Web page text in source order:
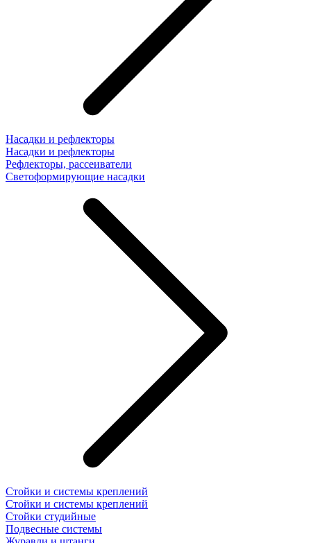
Насадки и рефлекторы
Насадки и рефлекторы
Рефлекторы, рассеиватели
Светоформирующие насадки
Стойки и системы креплений
Стойки и системы креплений
Стойки студийные
Подвесные системы